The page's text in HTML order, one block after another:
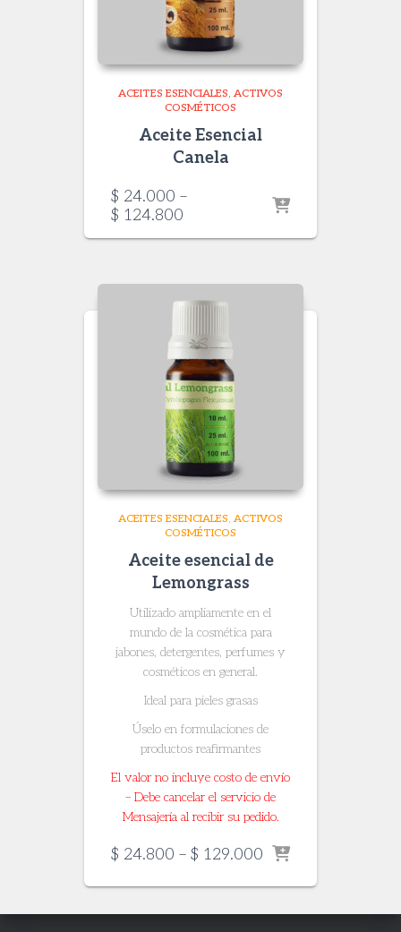
ACEITES ESENCIALES ACTIVOS
COSMÉTICOS
Aceite Esencial
Canela
$ 24.000 –
$ 124.800
$ 124.800
ACEITES ESENCIALES ACTIVOS
COSMÉTICOS
Aceite esencial de
Lemongrass
Utilizado ampliamente en el
mundo de la cosmética para
jabones, detergentes, perfumes y
cosméticos en general.
Ideal para pieles grasas
Úselo en formulaciones de
productos reafirmantes
El valor no incluye costo de envío
– Debe cancelar el servicio de
Mensajería al recibir su pedido.
$ 24.800 – $ 129.000 Price
$ 24.800
through